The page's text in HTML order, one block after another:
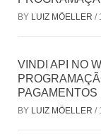
BY LUIZ MÖELLER /
VINDI API NO
BY LUIZ MÖELLER /